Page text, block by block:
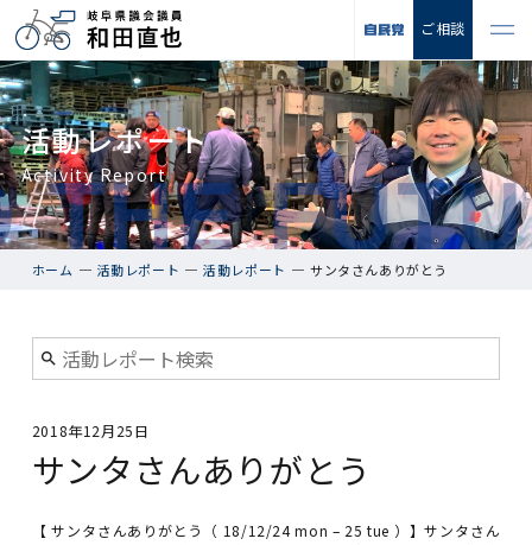
ご相談
活動レポート
Activity Report
ホーム 活動レポート 活動レポート サンタさんありがとう
2018年12月25日
サンタさんありがとう
【 サンタさんありがとう（ 18/12/24 mon – 25 tue ）】サンタさん